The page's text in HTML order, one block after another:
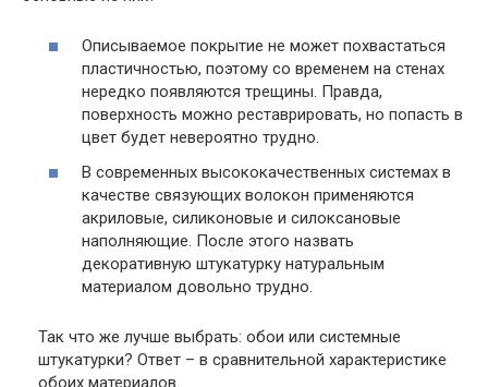
Описываемое покрытие не может похвастаться
пластичностью, поэтому со временем на стенах
нередко появляются трещины. Правда,
поверхность можно реставрировать, но попасть в
цвет будет невероятно трудно.
В современных высококачественных системах в
качестве связующих волокон применяются
акриловые, силиконовые и силоксановые
наполняющие. После этого назвать
декоративную штукатурку натуральным
материалом довольно трудно.
Так что же лучше выбрать: обои или системные
штукатурки? Ответ – в сравнительной характеристике
обоих материалов.